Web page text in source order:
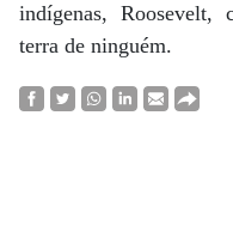
indígenas, Roosevelt,
terra de ninguém.